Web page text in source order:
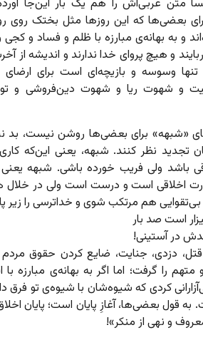
متن عربی‌اش را هم یک بار این‌جا
بعضی‌ها که این روزها مثل بختک روی
و به بهانه‌ی مبارزه با ظلم و فساد و کجی
و هیچ پروای خدا ندارند و اندیشه
تنها وسوسه و بازیچه‌ای است برای
و شهوت ریا و شهوت دین‌فروشی و
«شبهه» برای بعضی‌ها روشن نیست، بد
تجدید نظر کنند. شبهه، یعنی این‌که
باشد ولی فریب خورده باشی. شبهه
اخلاقی است و درست است ولی در خلال
هم مرتکب شوی و خداترسی را زیر
است صد بار
در آستینی!
دزدی، جنایت، ضایع کردن حقوق
را گرفت؛ اما اگر به بهانه‌ی مبارزه
کردی که شیوه‌شان با شیوه‌ی تو فرق
قول بعضی‌ها، آغازِ پایان است؛ پایان
و نهی از منکر»!